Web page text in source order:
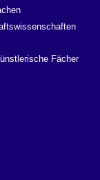
Fächer